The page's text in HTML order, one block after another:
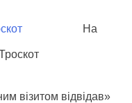
На
візитом відвідав»